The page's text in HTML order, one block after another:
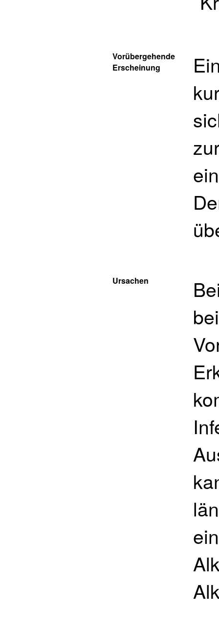
Vorübergehende
Erscheinung
Ursachen